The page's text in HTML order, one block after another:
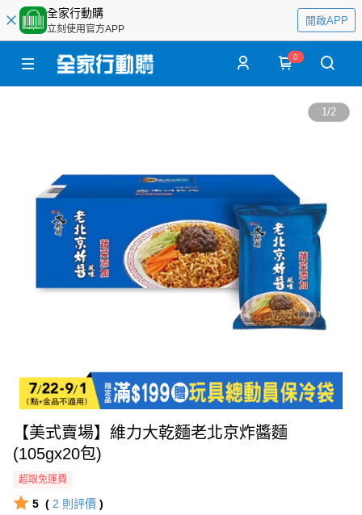
全家行動購
立刻使用官方APP
開啟APP
0
1/2
【美式賣場】維力大乾麵老北京炸醬麵
(105gx20包)
超取免運費
5 ( 2 則評價 )